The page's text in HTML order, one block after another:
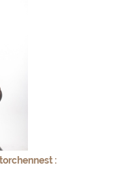
: